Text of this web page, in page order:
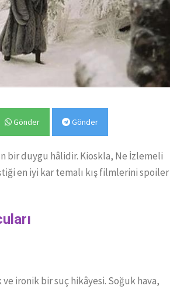
Gönder Gönder
bir duygu hâlidir. Kioskla, Ne İzlemeli
en iyi kar temalı kış filmlerini spoiler
ironik bir suç hikâyesi. Soğuk hava,